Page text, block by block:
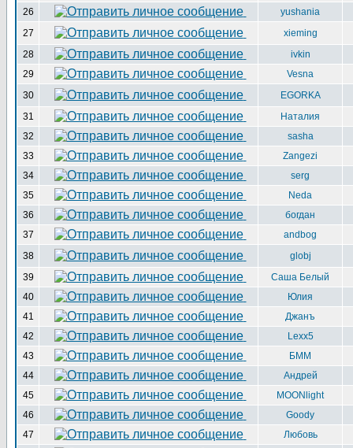
26
yushania
27
xieming
28
ivkin
29
Vesna
30
EGORKA
31
Наталия
32
sasha
33
Zangezi
34
serg
35
Neda
36
богдан
37
andbog
38
globj
39
Саша Белый
40
Юлия
41
Джанъ
42
Lexx5
43
БММ
44
Андрей
45
MOONlight
46
Goody
47
Любовь